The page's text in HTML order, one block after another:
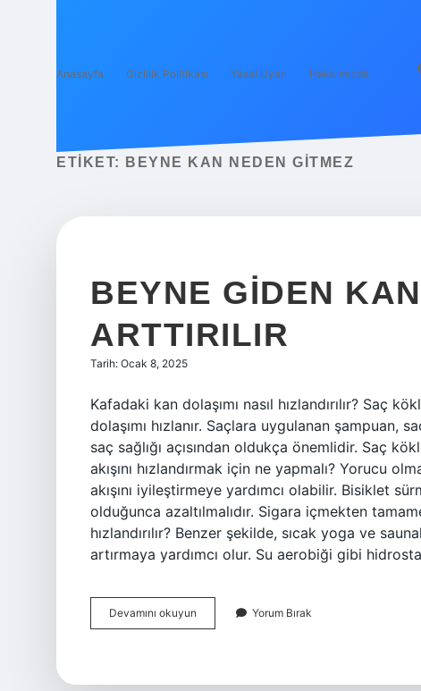
Anasayfa Gizlilik Politikası Yasal Uyarı Hakkımızda
ETIKET: BEYNE KAN NEDEN GITMEZ
BEYNE GIDEN
ARTTIRILIR
Tarih: Ocak 8, 2025
Kafadaki kan dolaşımı nasıl hızlandırılır? Saç
dolaşımı hızlanır. Saçlara uygulanan şampuan,
saç sağlığı açısından oldukça önemlidir. Saç
akışını hızlandırmak için ne yapmalı? Yorucu
akışını iyileştirmeye yardımcı olabilir. Bisiklet
olduğunca azaltılmalıdır. Sigara içmekten
hızlandırılır? Benzer şekilde, sıcak yoga ve
artırmaya yardımcı olur. Su aerobiği gibi
Devamını okuyun
Giden
Yorum Bırak